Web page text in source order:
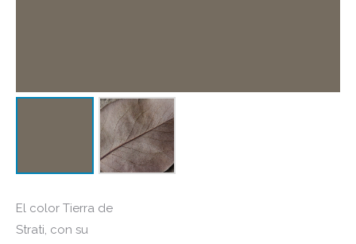
El color Tierra de
Strati, con su